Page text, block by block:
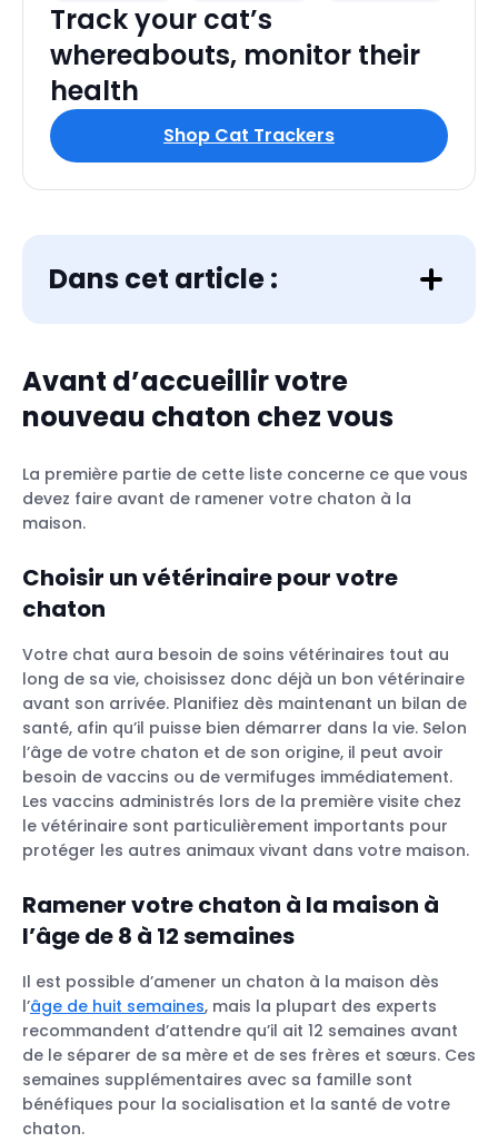
Track your cat’s
whereabouts, monitor their
health
Shop Cat Trackers
Dans cet article :
Choisir un vétérinaire pour votre chaton
Ramener votre chaton à la maison à l’âge
Préparez votre maison pour son nouvel
habitant
Utiliser une cage de transport pour chats
dans la voiture
Placer votre chaton dans la zone de
sécurité
Présenter votre chaton au reste de la
maison et à la famille
Lui montrer la zone d’alimentation
Soins vétérinaires
Assurance pour chats
Éduquer de votre chat
Jouer et faire de l’exercice
Dois-je laisser mon chaton sortir à
l’extérieur ?
Puis-je prendre un deuxième chat ?
Avant d’accueillir votre
nouveau chaton chez vous
La première partie de cette liste concerne ce que vous
devez faire avant de ramener votre chaton à la
maison.
Choisir un vétérinaire pour votre
chaton
Votre chat aura besoin de soins vétérinaires tout au
long de sa vie, choisissez donc déjà un bon vétérinaire
avant son arrivée. Planifiez dès maintenant un bilan de
santé, afin qu’il puisse bien démarrer dans la vie. Selon
l’âge de votre chaton et de son origine, il peut avoir
besoin de vaccins ou de vermifuges immédiatement.
Les vaccins administrés lors de la première visite chez
le vétérinaire sont particulièrement importants pour
protéger les autres animaux vivant dans votre maison.
Ramener votre chaton à la maison à
l’âge de 8 à 12 semaines
Il est possible d’amener un chaton à la maison dès
l’âge de huit semaines, mais la plupart des experts
recommandent d’attendre qu’il ait 12 semaines avant
de le séparer de sa mère et de ses frères et sœurs. Ces
semaines supplémentaires avec sa famille sont
bénéfiques pour la socialisation et la santé de votre
chaton.